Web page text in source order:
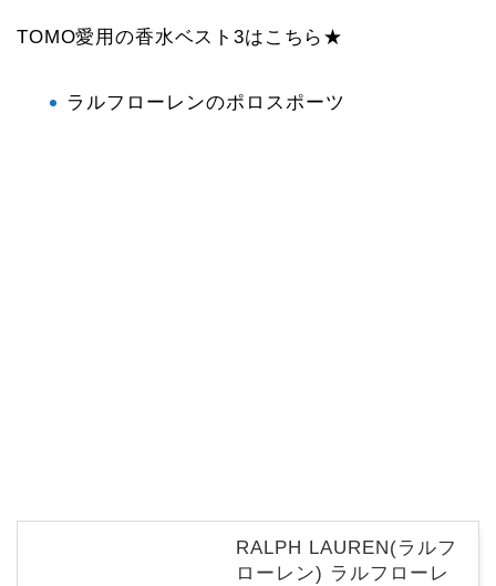
TOMO愛用の香水ベスト3はこちら★
ラルフローレンのポロスポーツ
RALPH LAUREN(ラルフ
ローレン) ラルフローレ